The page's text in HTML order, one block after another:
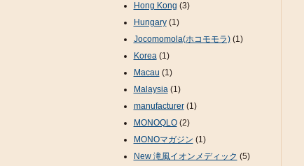
Hong Kong (3)
Hungary(1)
Jocomomola(ホコモモラ)(1)
Korea(1)
Macau (1)
Malaysia(1)
manufacturer(1)
MONOQLO(2)
MONOマガジン (1)
New 滝風イオンメディック (5)